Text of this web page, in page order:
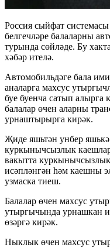
Россия сыйфат
белгечләре балаларны
турында сөйләде. Бу
хәбәр ителә.
Автомобильдәге бала
аналарга махсус
буе буенча сатып
балалар өчен аларны
урнаштырырга кирәк.
Җиде яшьтән унбер яшькә
куркынычсызлык
вакытта
исәпләнгән һәм каешны
узмаска тиеш.
Балалар өчен махсус
утыргычында урнашкан
өзәргә кирәк.
Ныклык өчен махсус